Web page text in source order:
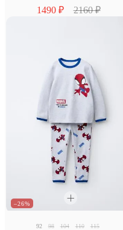
1490 ₽ 2160 ₽
–26%
92 98 104 110 115